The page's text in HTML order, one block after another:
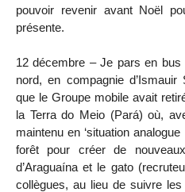
pouvoir revenir avant Noël
présente.
12 décembre – Je pars en
nord, en compagnie
que le Groupe mobile avait
la Terra do Meio (Pará) où,
maintenu en ‘situation
forêt pour créer de
d’Araguaína et le gato
collègues, au lieu de suivre